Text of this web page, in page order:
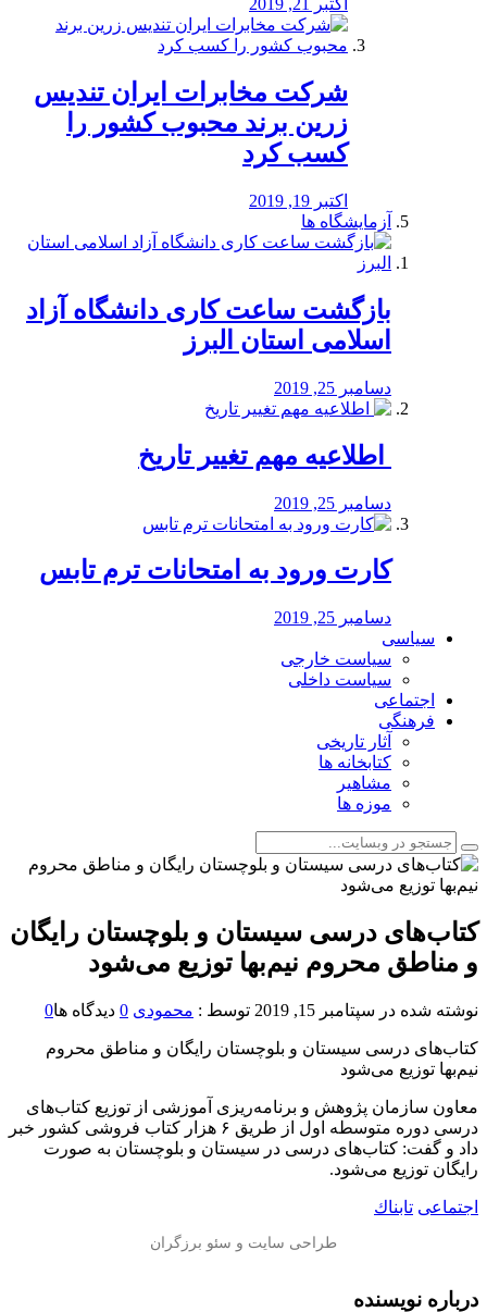
اکتبر 21, 2019
شرکت مخابرات ایران تندیس
زرین برند محبوب کشور را
کسب کرد
اکتبر 19, 2019
آزمایشگاه ها
بازگشت ساعت کاری دانشگاه آزاد
اسلامی استان البرز
دسامبر 25, 2019
️ اطلاعیه مهم تغییر تاریخ
دسامبر 25, 2019
کارت ورود به امتحانات ترم تابس
دسامبر 25, 2019
سیاسی
سیاست خارجی
سیاست داخلی
اجتماعی
فرهنگی
آثار تاریخی
کتابخانه ها
مشاهیر
موزه ها
کتاب‌های درسی سیستان و بلوچستان رایگان
و مناطق محروم نیم‌بها توزیع می‌شود
نوشته شده در سپتامبر 15, 2019 توسط : محمودی 0 دیدگاه ها0
کتاب‌های درسی سیستان و بلوچستان رایگان و مناطق محروم
نیم‌بها توزیع می‌شود
معاون سازمان پژوهش و برنامه‌ریزی آموزشی از توزیع کتاب‌های
درسی دوره متوسطه اول از طریق ۶ هزار کتاب فروشی کشور خبر
داد و گفت: کتاب‌های درسی در سیستان و بلوچستان به صورت
رایگان توزیع می‌شود.
اجتماعی تابناك
درباره نویسنده